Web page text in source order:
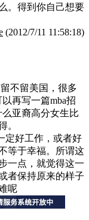
。得到你自己想要
(2012/7/11 11:58:18)
留不留美国，很多
再写一篇mba招
么亚裔高分女生比
。
定好工作，或者好
等于幸福。所谓这
一点，就觉得这一
者保持原来的样子
呢